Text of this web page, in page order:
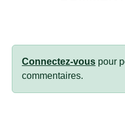
Connectez-vous pour
commentaires.